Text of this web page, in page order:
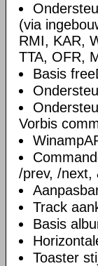
(via
RMI, KAR,
TTA, OFR,
Basis
Vorbis
/prev, /next,
Track
Basis
Toaster